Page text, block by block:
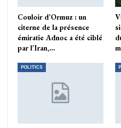
Couloir d’Ormuz : un
citerne de la présence
émiratie Adnoc a été ciblé
par l’Iran,…
POLITICS